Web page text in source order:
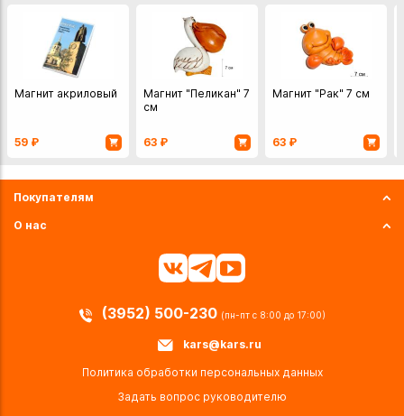
Магнит акриловый
59 ₽
Магнит "Пеликан" 7
см
63 ₽
Магнит "Рак" 7 см
63 ₽
Покупателям
О нас
(3952) 500-230 (пн-пт с 8:00 до 17:00)
kars@kars.ru
Политика обработки персональных данных
Задать вопрос руководителю